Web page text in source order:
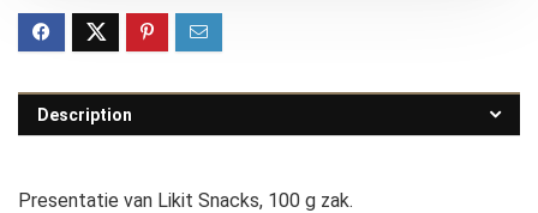
Description
Presentatie van Likit Snacks, 100 g zak.